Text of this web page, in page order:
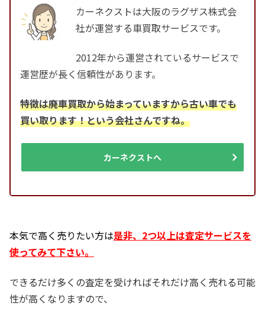
カーネクストは大阪のラグザス株式会
社が運営する車買取サービスです。
2012年から運営されているサービスで
運営歴が長く信頼性があります。
特徴は廃車買取から始まっていますから古い車でも
買い取ります！という会社さんですね。
カーネクストへ
本気で高く売りたい方は是非、2つ以上は査定サービスを
使ってみて下さい。
できるだけ多くの査定を受ければそれだけ高く売れる可能
性が高くなりますので、